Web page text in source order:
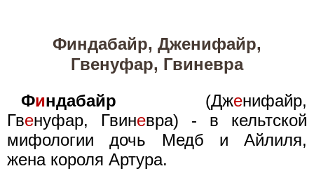
Финдабайр, Дженифайр,
Гвенуфар, Гвиневра
Финдабайр (Дженифайр,
Гвенуфар, Гвиневра) - в кельтской
мифологии дочь Медб и Айлиля,
жена короля Артура.